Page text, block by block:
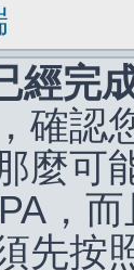
經完
確認
麼可
，
先按